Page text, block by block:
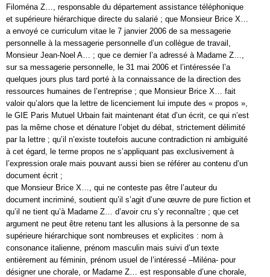
Filoména Z…, responsable du département assistance téléphonique
et supérieure hiérarchique directe du salarié ; que Monsieur Brice X…
a envoyé ce curriculum vitae le 7 janvier 2006 de sa messagerie
personnelle à la messagerie personnelle d’un collègue de travail,
Monsieur Jean-Noel A… ; que ce dernier l’a adressé à Madame Z…,
sur sa messagerie personnelle, le 31 mai 2006 et l’intéressée l’a
quelques jours plus tard porté à la connaissance de la direction des
ressources humaines de l’entreprise ; que Monsieur Brice X… fait
valoir qu’alors que la lettre de licenciement lui impute des « propos »,
le GIE Paris Mutuel Urbain fait maintenant état d’un écrit, ce qui n’est
pas la même chose et dénature l’objet du débat, strictement délimité
par la lettre ; qu’il n’existe toutefois aucune contradiction ni ambiguité
à cet égard, le terme propos ne s’appliquant pas exclusivement à
l’expression orale mais pouvant aussi bien se référer au contenu d’un
document écrit ;
que Monsieur Brice X…, qui ne conteste pas être l’auteur du
document incriminé, soutient qu’il s’agit d’une œuvre de pure fiction et
qu’il ne tient qu’à Madame Z… d’avoir cru s’y reconnaître ; que cet
argument ne peut être retenu tant les allusions à la personne de sa
supérieure hiérarchique sont nombreuses et explicites : nom à
consonance italienne, prénom masculin mais suivi d’un texte
entièrement au féminin, prénom usuel de l’intéressé –Miléna- pour
désigner une chorale, or Madame Z… est responsable d’une chorale,